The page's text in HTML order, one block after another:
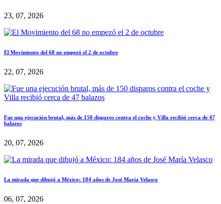
23, 07, 2026
El Movimiento del 68 no empezó el 2 de octubre
22, 07, 2026
Fue una ejecución brutal, más de 150 disparos contra el coche y Villa recibió cerca de 47
balazos
20, 07, 2026
La mirada que dibujó a México: 184 años de José María Velasco
06, 07, 2026